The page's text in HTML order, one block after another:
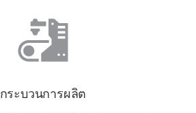
กระบวนการผลิต